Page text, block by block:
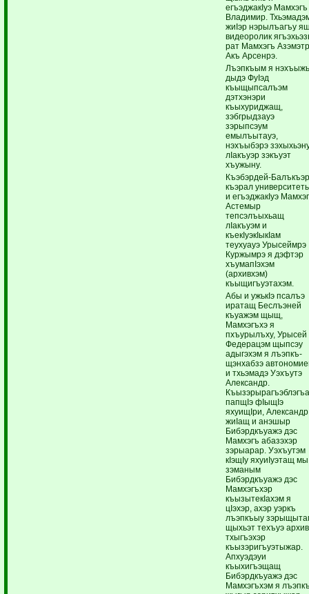
егъэджакIуэ Мамхэгъ
Владимир.
жиIэр нэрылъагъу
видеоролик
рат Мамхэгъ
Акъ Арсенрэ.
Лъэпкъым я
дыдэ ФуIэд
къыщыпсалъэм
дэтхэнэри
къыхуриджащ,
зэбгрыдзауэ
зэрыпсэум
емылъытауэ,
нэхъыбэрэ
лIакъуэр зэкъуэт
хъужыну.
Къэбэрдей-
къэрал
и егъэджакIуэ
Астемыр
тепсэлъыхьащ
лIакъуэм и
къекIуэкIыкIам
теухуауэ Урысеймрэ
Куржымрэ я дэфтэр
хъумапIэхэм
(архивхэм)
къыщигъуэтахэм.
Абы и ужькIэ псалъэ
иратащ Беслъэней
къуажэм щыщ,
Мамхэгъхэ я
пхъурылъху, Урысей
Федерацэм щыпсэу
адыгэхэм я лъэпкъ-
щэнхабзэ
и тхьэмадэ Уэхъутэ
Александр.
папщIэ фIыщIэ
яхуищIри, Александр
жиIащ и анэшыр
Бибэрдкъуажэ дэс
Мамхэгъ абазэхэр
зэрыарар. Уэхъутэм
кIэщIу яхуиIуэтащ мы
зэманым
Бибэрдкъуажэ дэс
Мамхэгъхэр
къызытекIахэм я
цIэхэр, ахэр уэркъ
лъэпкъыу
щыхьэт техъуэ архив
тхыгъэхэр
къызэригъуэтыжар.
Апхуэдэуи
къыхигъэщащ
Бибэрдкъуажэ дэс
Мамхэгъхэм я